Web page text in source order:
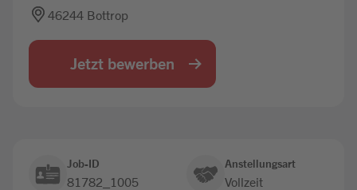
46244 Bottrop
Jetzt bewerben
Job-ID
81782_1005
Anstellungsart
Vollzeit